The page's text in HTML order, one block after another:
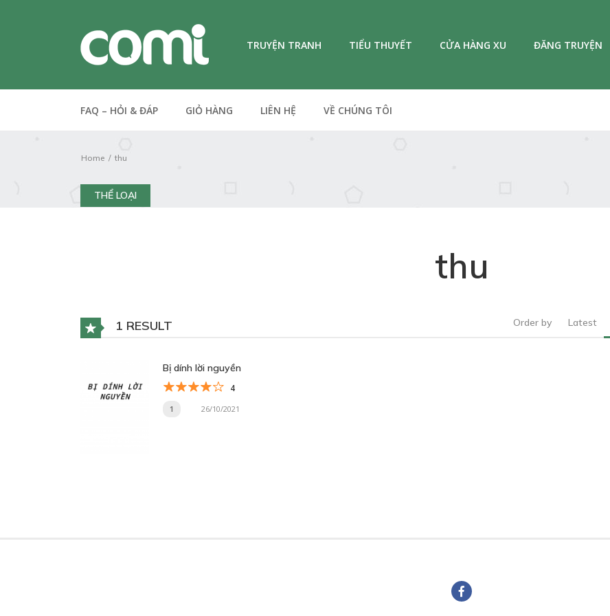
TRUYỆN TRANH TIỂU THUYẾT CỬA HÀNG XU ĐĂNG TRUYỆN
FAQ – HỎI & ĐÁP GIỎ HÀNG LIÊN HỆ VỀ CHÚNG TÔI
Home thu
THỂ LOẠI
thu
1 RESULT Order by Latest
Bị dính lời nguyền
4
1 26/10/2021